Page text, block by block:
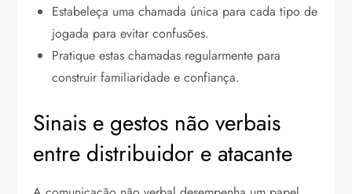
Estabeleça uma chamada única para cada tipo de
jogada para evitar confusões.
Pratique estas chamadas regularmente para
construir familiaridade e confiança.
Sinais e gestos não verbais
entre distribuidor e atacante